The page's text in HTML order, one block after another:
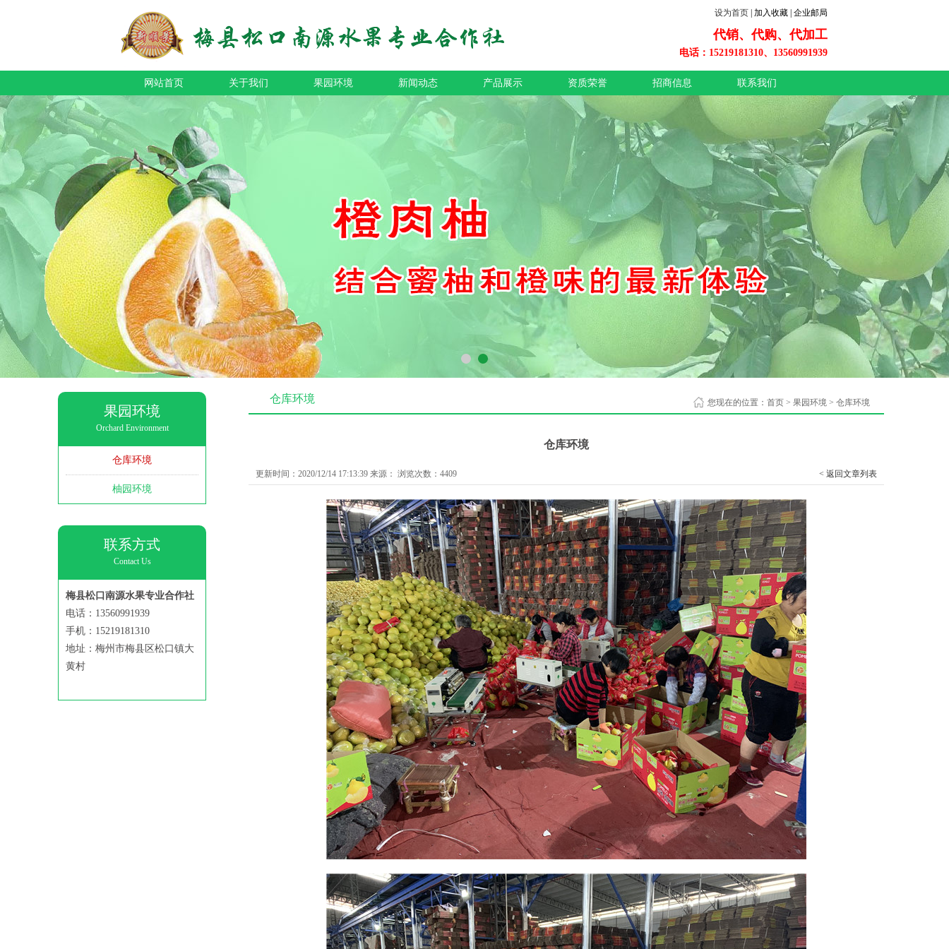
设为首页 | 加入收藏 | 企业邮局
代销、代购、代加工
电话：15219181310、13560991939
网站首页 关于我们
公司简介
果园环境 新闻动态
公司动态
行业资讯
产品展示
沙田柚
红肉蜜柚
资质荣誉 招商信息 联系我们
2
果园环境
Orchard Environment
仓库环境
柚园环境
联系方式
Contact Us
梅县松口南源水果专业合作社
电话：13560991939
手机：15219181310
地址：梅州市梅县区松口镇大
黄村
仓库环境 您现在的位置： 首页 > 果园环境 > 仓库环境
仓库环境
更新时间：2020/12/14 17:13:39 来源： 浏览次数：4409 < 返回文章列表